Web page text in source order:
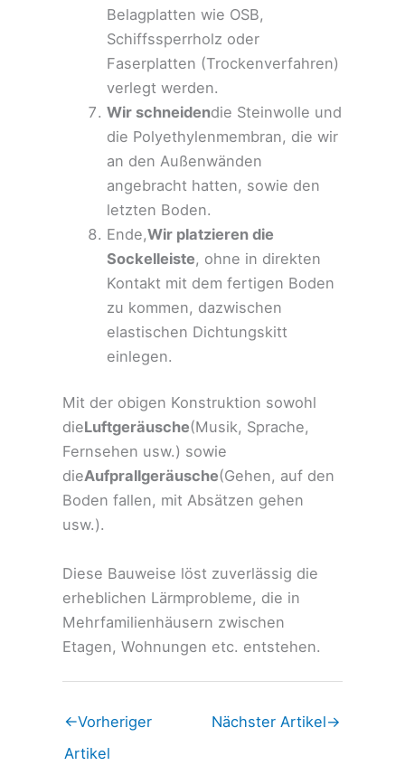
Belagplatten wie OSB,
Schiffssperrholz oder
Faserplatten (Trockenverfahren)
verlegt werden.
Wir schneidendie Steinwolle und
die Polyethylenmembran, die wir
an den Außenwänden
angebracht hatten, sowie den
letzten Boden.
Ende,Wir platzieren die
Sockelleiste, ohne in direkten
Kontakt mit dem fertigen Boden
zu kommen, dazwischen
elastischen Dichtungskitt
einlegen.
Mit der obigen Konstruktion sowohl
dieLuftgeräusche(Musik, Sprache,
Fernsehen usw.) sowie
dieAufprallgeräusche(Gehen, auf den
Boden fallen, mit Absätzen gehen
usw.).
Diese Bauweise löst zuverlässig die
erheblichen Lärmprobleme, die in
Mehrfamilienhäusern zwischen
Etagen, Wohnungen etc. entstehen.
←Vorheriger
Artikel
Nächster Artikel→